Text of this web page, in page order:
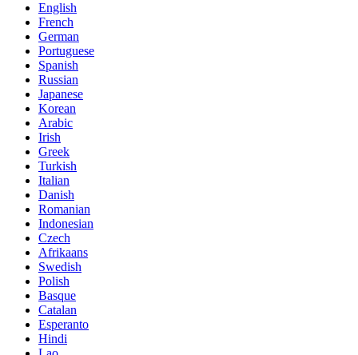
English
French
German
Portuguese
Spanish
Russian
Japanese
Korean
Arabic
Irish
Greek
Turkish
Italian
Danish
Romanian
Indonesian
Czech
Afrikaans
Swedish
Polish
Basque
Catalan
Esperanto
Hindi